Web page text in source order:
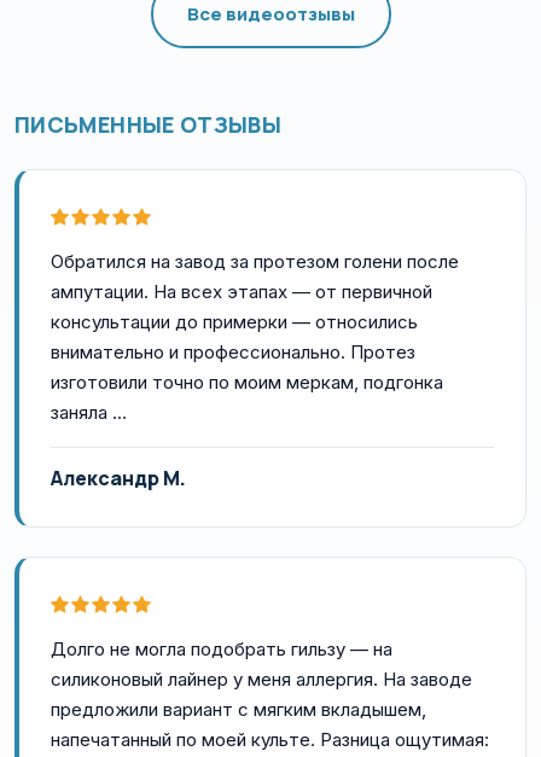
Все видеоотзывы
ПИСЬМЕННЫЕ ОТЗЫВЫ
Обратился на завод за протезом голени после
ампутации. На всех этапах — от первичной
консультации до примерки — относились
внимательно и профессионально. Протез
изготовили точно по моим меркам, подгонка
заняла …
Александр М.
Долго не могла подобрать гильзу — на
силиконовый лайнер у меня аллергия. На заводе
предложили вариант с мягким вкладышем,
напечатанный по моей культе. Разница ощутимая: